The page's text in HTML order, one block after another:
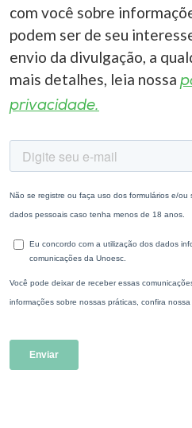
com você sobre
podem ser de seu
envio da divulgação, a
mais detalhes, leia nossa
privacidade.